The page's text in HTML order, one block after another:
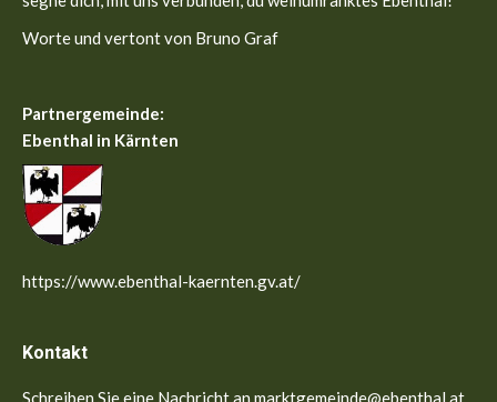
Worte und vertont von Bruno Graf
Partnergemeinde:
Ebenthal in Kärnten
https://www.ebenthal-kaernten.gv.at/
Kontakt
Schreiben Sie eine Nachricht an marktgemeinde@ebenthal.at